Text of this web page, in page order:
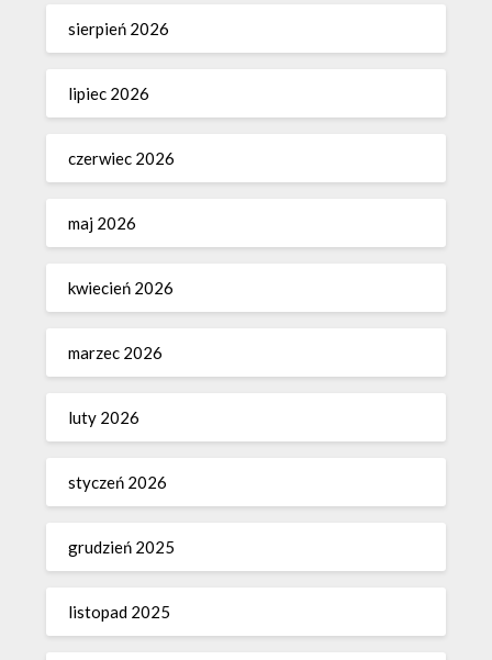
sierpień 2026
lipiec 2026
czerwiec 2026
maj 2026
kwiecień 2026
marzec 2026
luty 2026
styczeń 2026
grudzień 2025
listopad 2025